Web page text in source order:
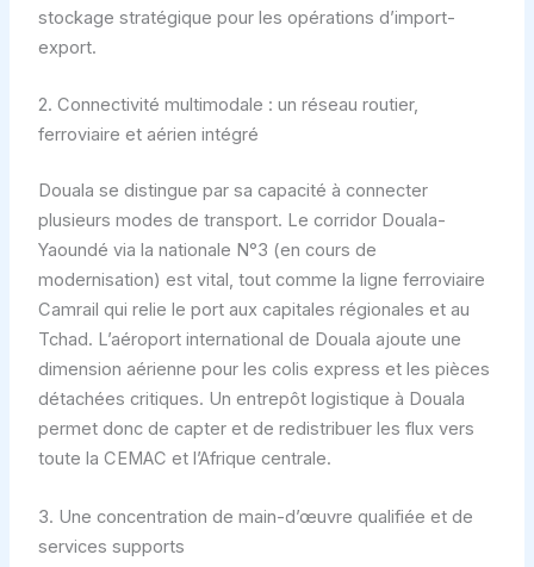
stockage stratégique pour les opérations d’import-
export.
2. Connectivité multimodale : un réseau routier,
ferroviaire et aérien intégré
Douala se distingue par sa capacité à connecter
plusieurs modes de transport. Le corridor Douala-
Yaoundé via la nationale N°3 (en cours de
modernisation) est vital, tout comme la ligne ferroviaire
Camrail qui relie le port aux capitales régionales et au
Tchad. L’aéroport international de Douala ajoute une
dimension aérienne pour les colis express et les pièces
détachées critiques. Un entrepôt logistique à Douala
permet donc de capter et de redistribuer les flux vers
toute la CEMAC et l’Afrique centrale.
3. Une concentration de main-d’œuvre qualifiée et de
services supports